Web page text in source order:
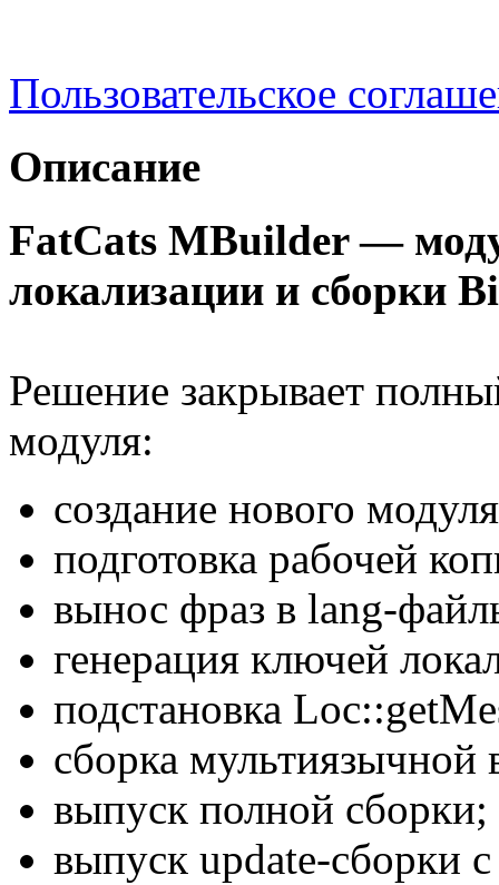
Пользовательское
Описание
FatCats MBuilder —
локализации и сборки
Решение закрывает
модуля:
создание нового
подготовка рабочей
вынос фраз в lang-
генерация ключей
подстановка
сборка мультиязычной
выпуск полной сборки;
выпуск update-сборки